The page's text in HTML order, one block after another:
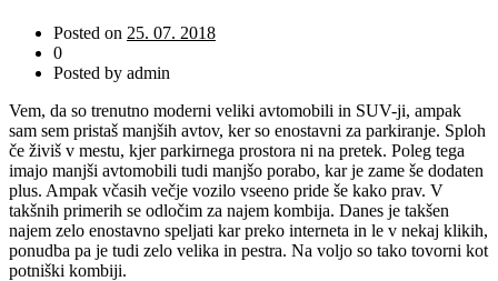
Posted on 25. 07. 2018
0
Posted by admin
Vem, da so trenutno moderni veliki avtomobili in SUV-ji, ampak
sam sem pristaš manjših avtov, ker so enostavni za parkiranje. Sploh
če živiš v mestu, kjer parkirnega prostora ni na pretek. Poleg tega
imajo manjši avtomobili tudi manjšo porabo, kar je zame še dodaten
plus. Ampak včasih večje vozilo vseeno pride še kako prav. V
takšnih primerih se odločim za najem kombija. Danes je takšen
najem zelo enostavno speljati kar preko interneta in le v nekaj klikih,
ponudba pa je tudi zelo velika in pestra. Na voljo so tako tovorni kot
potniški kombiji.